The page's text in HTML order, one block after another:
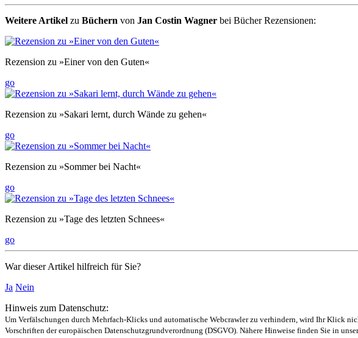
Weitere Artikel zu Büchern von Jan Costin Wagner bei Bücher Rezensionen:
Rezension zu »Einer von den Guten«
go
Rezension zu »Sakari lernt, durch Wände zu gehen«
go
Rezension zu »Sommer bei Nacht«
go
Rezension zu »Tage des letzten Schnees«
go
War dieser Artikel hilfreich für Sie?
Ja Nein
Hinweis zum Datenschutz:
Um Verfälschungen durch Mehrfach-Klicks und automatische Webcrawler zu verhindern, wird Ihr Klick
Vorschriften der europäischen Datenschutzgrundverordnung (DSGVO). Nähere Hinweise finden Sie in